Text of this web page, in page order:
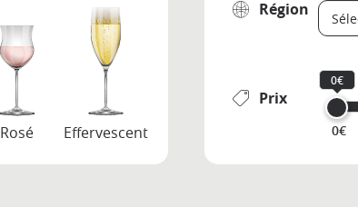
Rosé Effervescent
Région
Prix
0€
0€